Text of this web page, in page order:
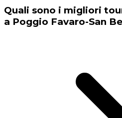
Quali sono i migliori
a Poggio Favaro-San